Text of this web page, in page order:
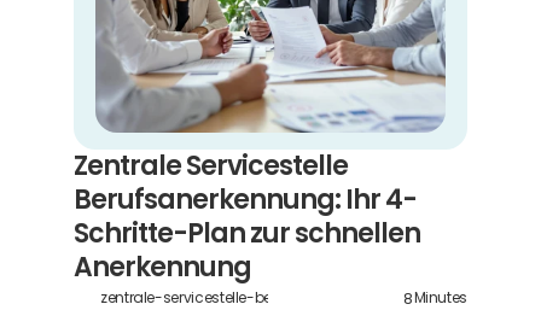
Zentrale Servicestelle
Berufsanerkennung: Ihr 4-
Schritte-Plan zur schnellen
Anerkennung
zentrale-servicestelle-berufsanerkennung 8Minutes